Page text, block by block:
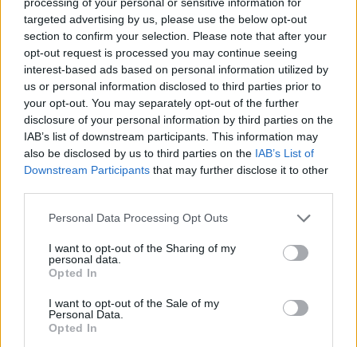
targeted advertising by us, please use the below opt-out
section to confirm your selection. Please note that after your
opt-out request is processed you may continue seeing
interest-based ads based on personal information utilized by
us or personal information disclosed to third parties prior to
your opt-out. You may separately opt-out of the further
disclosure of your personal information by third parties on the
IAB’s list of downstream participants. This information may
also be disclosed by us to third parties on the IAB’s List of
Downstream Participants that may further disclose it to other
Personal Data Processing Opt Outs
I want to opt-out of the Sharing of my
personal data.
Opted In
I want to opt-out of the Sale of my
Personal Data.
Opted In